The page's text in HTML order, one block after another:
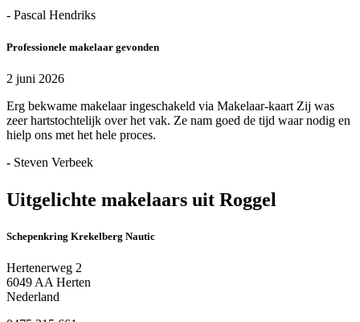
- Pascal Hendriks
Professionele makelaar gevonden
2 juni 2026
Erg bekwame makelaar ingeschakeld via Makelaar-kaart Zij was
zeer hartstochtelijk over het vak. Ze nam goed de tijd waar nodig en
hielp ons met het hele proces.
- Steven Verbeek
Uitgelichte makelaars uit Roggel
Schepenkring Krekelberg Nautic
Hertenerweg 2
6049 AA Herten
Nederland